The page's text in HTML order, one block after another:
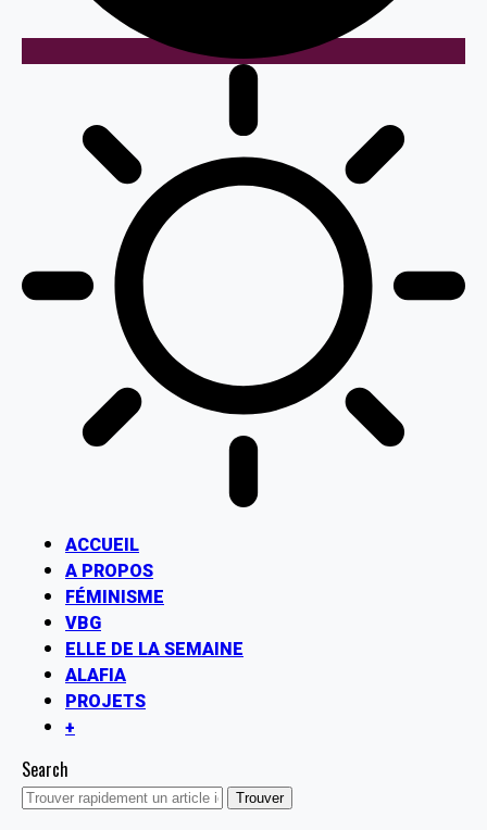
ACCUEIL
A PROPOS
FÉMINISME
VBG
ELLE DE LA SEMAINE
ALAFIA
PROJETS
+
Search